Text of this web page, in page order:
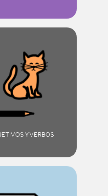
Y VERBOS